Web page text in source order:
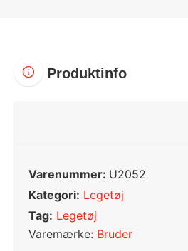
Produktinfo
Varenummer: U2052
Kategori: Legetøj
Tag: Legetøj
Varemærke: Bruder